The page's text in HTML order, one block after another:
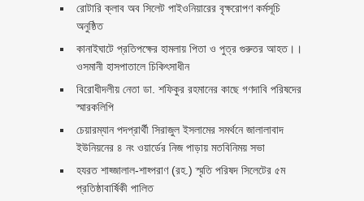
রোটারি ক্লাব অব সিলেট পাইওনিয়ারের বৃক্ষরোপণ কর্মসূচি
অনুষ্ঠিত
কানাইঘাটে প্রতিপক্ষের হামলায় পিতা ও পুত্র গুরুতর আহত।।
ওসমানী হাসপাতালে চিকিৎসাধীন
বিরোধীদলীয় নেতা ডা. শফিকুর রহমানের কাছে গণদাবি পরিষদের
স্মারকলিপি ‎
চেয়ারম্যান পদপ্রার্থী সিরাজুল ইসলামের সমর্থনে জালালাবাদ
ইউনিয়নের ৪ নং ওয়ার্ডের নিজ পাড়ায় মতবিনিময় সভা
হযরত শাহ্জালাল-শাহ্পরাণ (রহ.) স্মৃতি পরিষদ সিলেটের ৫ম
প্রতিষ্ঠাবার্ষিকী পালিত ‎​